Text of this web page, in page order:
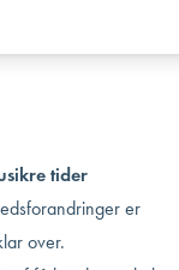
tider
er
over.